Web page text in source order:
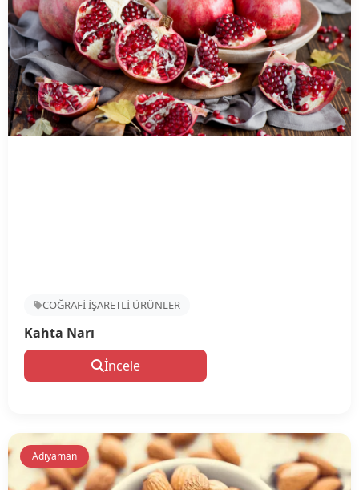
COĞRAFİ İŞARETLİ ÜRÜNLER
Kahta Narı
İncele
Adıyaman